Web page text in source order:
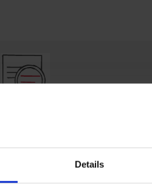
Details
Profil der DHBW Stuttgart